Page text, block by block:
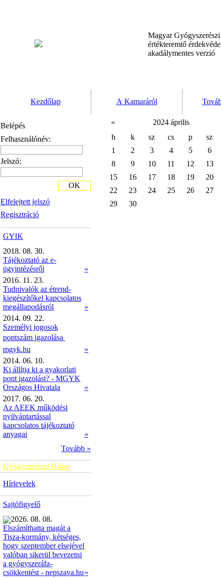
Magyar
értékteremtő
akadálymentes verzió
Kezdőlap A Kamaráról
Belépés
Felhasználónév:
Jelszó:
Elfelejtett jelszó
Regisztráció
OK
GYIK
2018. 08. 30.
Tájékoztató az e-
ügyintézésről
»
2016. 11. 23.
Tudnivalók az étrend-
kiegészítőkel kapcsolatos
megállapodásról
»
2014. 09. 22.
Személyi jogosok
pontszám igazolása 
mgyk.hu
»
2014. 06. 10.
Ki állítja ki a gyakorlati
pont igazolást? - MGYK
Országos Hivatala
»
2017. 06. 20.
Az AEEK működési
nyilvántartással
kapcsolatos tájékoztató
anyagai
»
Tovább »
Gyógyszerészi Hírlap
Hírlevelek
Sajtófigyelő
2026. 08. 08.
Elszámíthatta magát a
Tisza-kormány, kétséges,
hogy szeptember elsejével
valóban sikerül bevezetni
a gyógyszeráfa-
csökkentést - nepszava.hu»
«
2024 április
h
k sz cs p
sz
1
2 3 4 5
6
8
9 10 11 12
13
15
16 17 18 19
20
22
23 24 25 26
27
29
30